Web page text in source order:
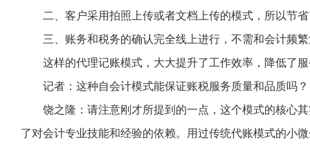
二、客户采用拍照上传或者文档上传的模式，所以节
三、账务和税务的确认完全线上进行，不需和会计频
这样的代理记账模式，大大提升了工作效率，降低了
记者：这种自会计模式能保证账税服务质量和品质吗？
饶之隆：请注意刚才所提到的一点，这个模式的核心
了对会计专业技能和经验的依赖。用过传统代账模式的小